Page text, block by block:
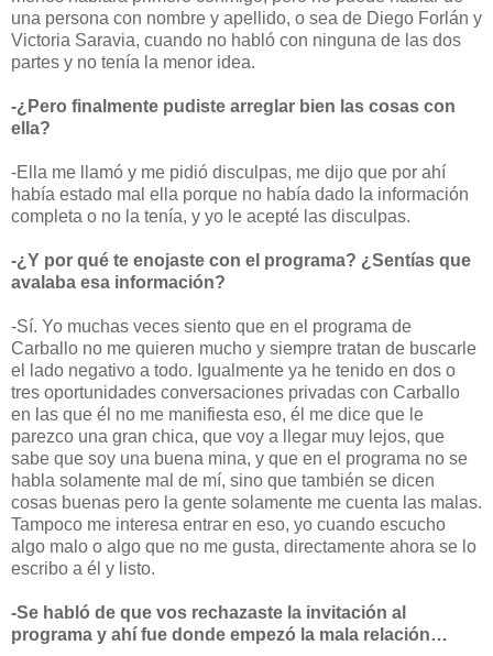
una persona con nombre y apellido, o sea de Diego Forlán y
Victoria Saravia, cuando no habló con ninguna de las dos
partes y no tenía la menor idea.
-¿Pero finalmente pudiste arreglar bien las cosas con
ella?
-Ella me llamó y me pidió disculpas, me dijo que por ahí
había estado mal ella porque no había dado la información
completa o no la tenía, y yo le acepté las disculpas.
-¿Y por qué te enojaste con el programa? ¿Sentías que
avalaba esa información?
-Sí. Yo muchas veces siento que en el programa de
Carballo no me quieren mucho y siempre tratan de buscarle
el lado negativo a todo. Igualmente ya he tenido en dos o
tres oportunidades conversaciones privadas con Carballo
en las que él no me manifiesta eso, él me dice que le
parezco una gran chica, que voy a llegar muy lejos, que
sabe que soy una buena mina, y que en el programa no se
habla solamente mal de mí, sino que también se dicen
cosas buenas pero la gente solamente me cuenta las malas.
Tampoco me interesa entrar en eso, yo cuando escucho
algo malo o algo que no me gusta, directamente ahora se lo
escribo a él y listo.
-Se habló de que vos rechazaste la invitación al
programa y ahí fue donde empezó la mala relación…